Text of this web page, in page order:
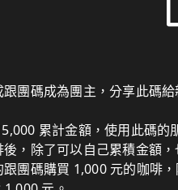
團碼成為團主，分享此碼
累計金額，使用此碼的
，除了可以自己累積金額
團碼購買 1,000 元的咖啡